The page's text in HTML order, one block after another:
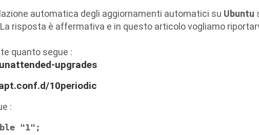
automatica degli aggiornamenti automatici su Ubuntu
risposta è affermativa e in questo articolo vogliamo
quanto segue :
upgrades
10periodic
:
"1";